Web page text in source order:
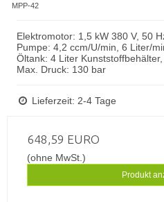
MPP-42
Elektromotor: 1,5 kW 380 V, 50
Pumpe: 4,2 ccm/U/min, 6 Liter/
Öltank: 4 Liter
Max. Druck: 130 bar
Lieferzeit: 2-4 Tage
648,59 EURO
(ohne MwSt.)
Produkt